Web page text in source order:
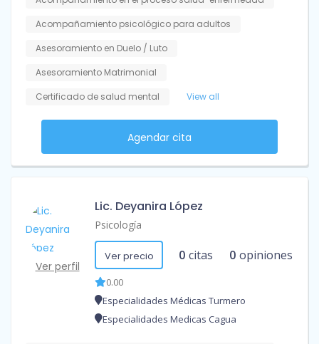
Acompañamiento psicológico para adultos
Asesoramiento en Duelo / Luto
Asesoramiento Matrimonial
Certificado de salud mental
View all
Agendar cita
Ver perfil
Lic. Deyanira López
Psicología
Ver precio 0 citas 0 opiniones
0.00
Especialidades Médicas Turmero
Especialidades Medicas Cagua